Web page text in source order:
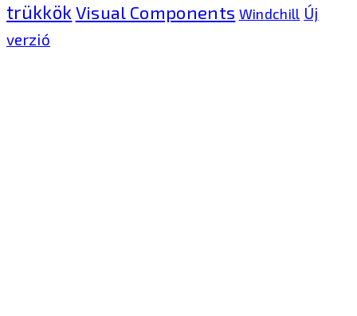
trükkök Visual Components Windchill Új
verzió